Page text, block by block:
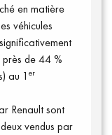
nous ?
en matière
véhicules
de 44 %
au 1 er
Renault sont
vendus par